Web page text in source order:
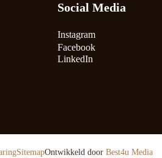
Social Media
Instagram
Facebook
LinkedIn
SitemapOntwikkeld door Best4u Media